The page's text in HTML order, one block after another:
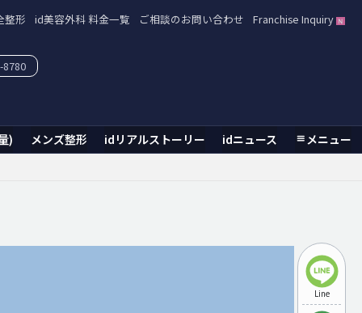
整形 id美容外科 料金一覧 ご相談のお問い合わせ Franchise Inquiry
) メンズ整形 idリアルストーリー idニュース メニュー
8780
Line